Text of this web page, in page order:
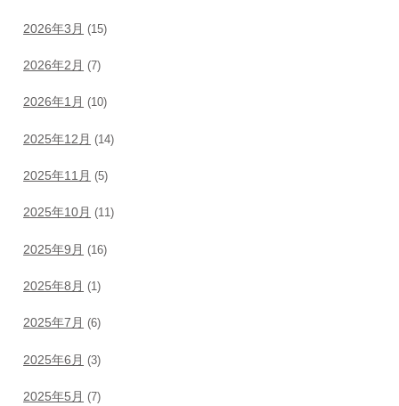
2026年3月 (15)
2026年2月 (7)
2026年1月 (10)
2025年12月 (14)
2025年11月 (5)
2025年10月 (11)
2025年9月 (16)
2025年8月 (1)
2025年7月 (6)
2025年6月 (3)
2025年5月 (7)